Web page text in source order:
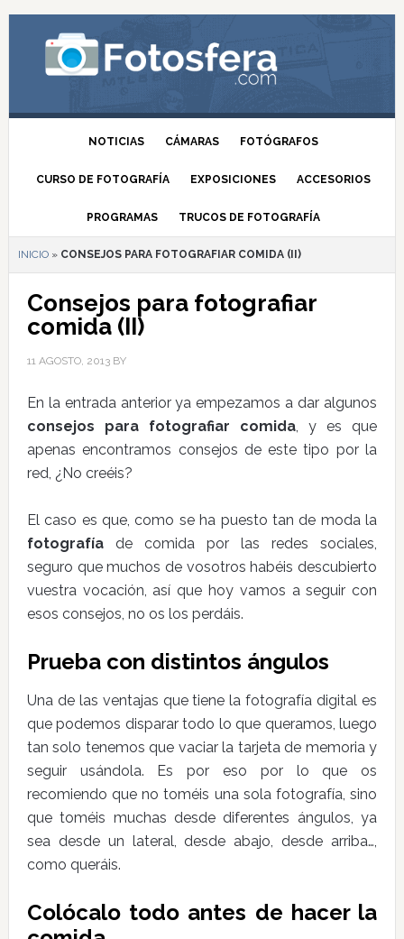
NOTICIAS CÁMARAS FOTÓGRAFOS
CURSO DE FOTOGRAFÍA EXPOSICIONES ACCESORIOS
PROGRAMAS TRUCOS DE FOTOGRAFÍA
INICIO» CONSEJOS PARA FOTOGRAFIAR COMIDA (II)
Consejos para fotografiar
comida (II)
11 AGOSTO, 2013BY
En la entrada anterior ya empezamos a dar algunos
consejos para fotografiar comida, y es que
apenas encontramos consejos de este tipo por la
red, ¿No creéis?
El caso es que, como se ha puesto tan de moda la
fotografíade comida por las redes sociales,
seguro que muchos de vosotros habéis descubierto
vuestra vocación, así que hoy vamos a seguir con
esos consejos, no os los perdáis.
Prueba con distintos ángulos
Una de las ventajas que tiene la fotografía digital es
que podemos disparar todo lo que queramos, luego
tan solo tenemos que vaciar la tarjeta de memoria y
seguir usándola. Es por eso por lo que os
recomiendo que no toméis una sola fotografía, sino
que toméis muchas desde diferentes ángulos, ya
sea desde un lateral, desde abajo, desde arriba…,
como queráis.
Colócalo todo antes de hacer la